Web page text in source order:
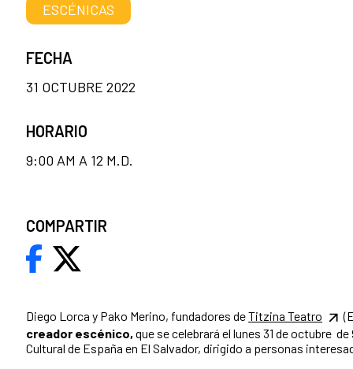
Diego Lorca y Pako Merino, fundadores deTitzina Teatro
creador escénico, que se celebrará el lunes 31 de octubre
Cultural de España en El Salvador, dirigido a personas
ESCÉNICAS
FECHA
31 OCTUBRE 2022
HORARIO
9:00 AM A 12 M.D.
COMPARTIR